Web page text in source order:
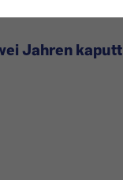
Jahren kaputt